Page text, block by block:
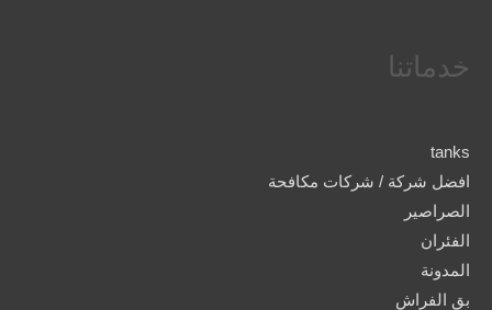
خدماتنا
tanks
افضل شركة / شركات مكافحة
الصراصير
الفئران
المدونة
بق الفراش